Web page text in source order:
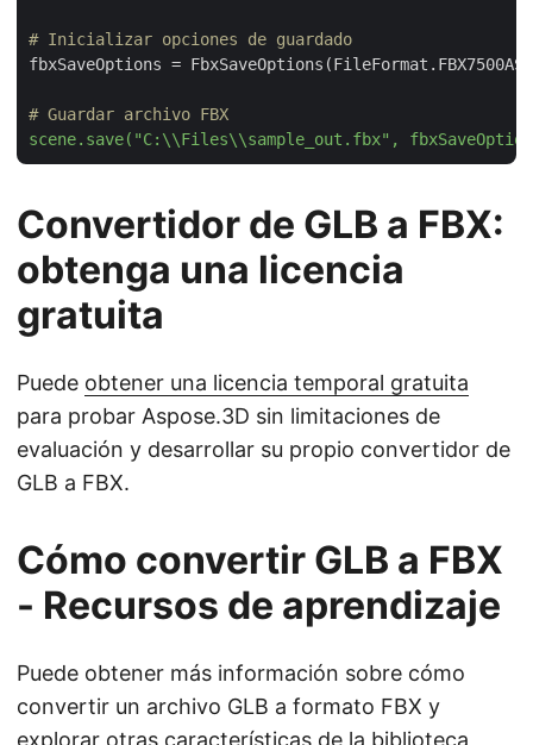
# Inicializar opciones de guardado
fbxSaveOptions =
# Guardar archivo FBX
scene.save("C:\\Files\\sample_out.fbx",
Convertidor de GLB a FBX:
obtenga una licencia
gratuita
Puede obtener una licencia temporal gratuita
para probar Aspose.3D sin limitaciones de
evaluación y desarrollar su propio convertidor de
GLB a FBX.
Cómo convertir GLB a FBX
- Recursos de aprendizaje
Puede obtener más información sobre cómo
convertir un archivo GLB a formato FBX y
explorar otras características de la biblioteca